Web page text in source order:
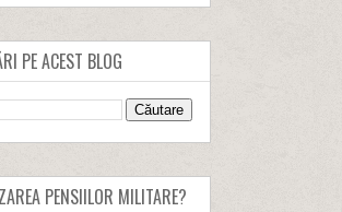
PE ACEST BLOG
PENSIILOR MILITARE?